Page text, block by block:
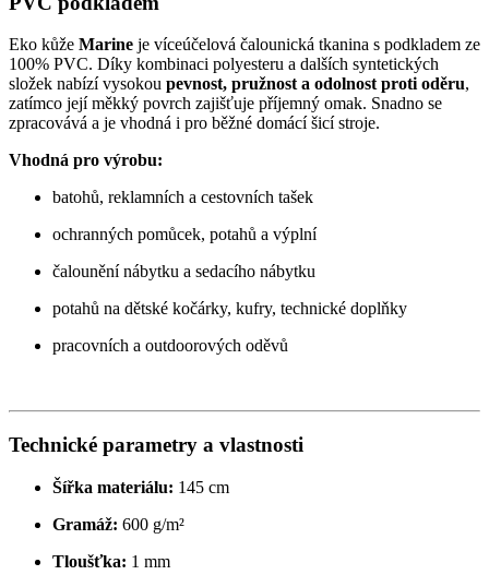
Eko kůže Marine je víceúčelová čalounická tkanina s podkladem ze
100% PVC. Díky kombinaci polyesteru a dalších syntetických
složek nabízí vysokou pevnost, pružnost a odolnost proti oděru,
zatímco její měkký povrch zajišťuje příjemný omak. Snadno se
zpracovává a je vhodná i pro běžné domácí šicí stroje.
Vhodná pro výrobu:
batohů, reklamních a cestovních tašek
ochranných pomůcek, potahů a výplní
čalounění nábytku a sedacího nábytku
potahů na dětské kočárky, kufry, technické doplňky
pracovních a outdoorových oděvů
Technické parametry a vlastnosti
Šířka materiálu: 145 cm
Gramáž: 600 g/m²
Tloušťka: 1 mm